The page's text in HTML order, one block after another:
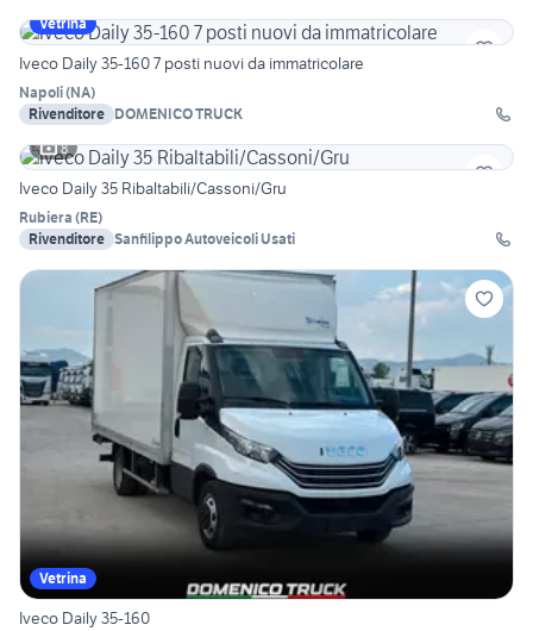
Vetrina
Iveco Daily 35-160 7 posti nuovi da immatricolare
Napoli(NA)
Rivenditore DOMENICO TRUCK
8
Iveco Daily 35 Ribaltabili/Cassoni/Gru
Rubiera (RE)
Rivenditore Sanfilippo Autoveicoli Usati
Vetrina
Iveco Daily 35-160